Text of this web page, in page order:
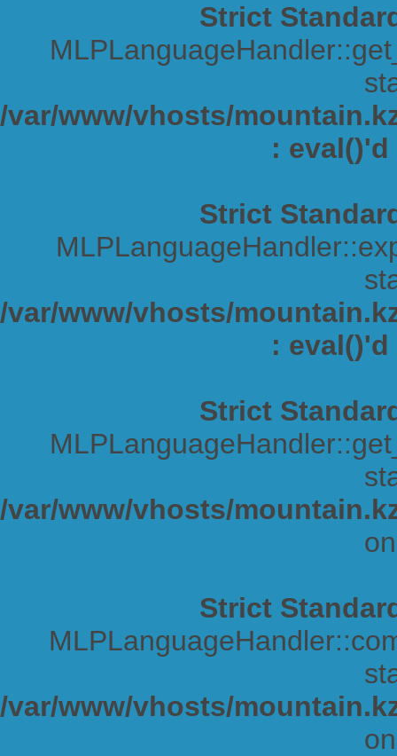
Strict
/var/www/vhosts/
:
Strict
/var/www/vhosts/
:
Strict
/var/www/vhosts/
Strict
/var/www/vhosts/